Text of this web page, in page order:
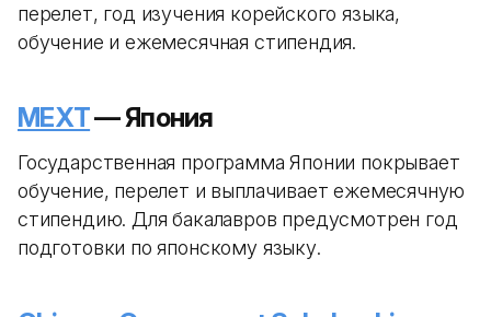
перелет, год изучения корейского языка,
обучение и ежемесячная стипендия.
MEXT— Япония
Государственная программа Японии покрывает
обучение, перелет и выплачивает ежемесячную
стипендию. Для бакалавров предусмотрен год
подготовки по японскому языку.